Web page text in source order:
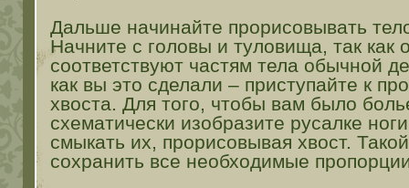
Дальше начинайте прорисовывать
Начните с головы и туловища, так как
соответствуют частям тела обычной
как вы это сделали – приступайте к
хвоста. Для того, чтобы вам было
схематически изобразите русалке
смыкать их, прорисовывая хвост.
сохранить все необходимые